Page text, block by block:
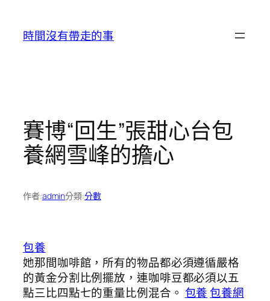
時間沒有帶走的事
賽博“回生”張甜心台包
養網雪峰的擔心
作者:admin分類:分數
包養
她那間咖啡館，所有的物品都必須遵循嚴格
的黃金分割比例擺放，連咖啡豆都必須以五
點三比四點七的重量比例混合。 包養 包養網